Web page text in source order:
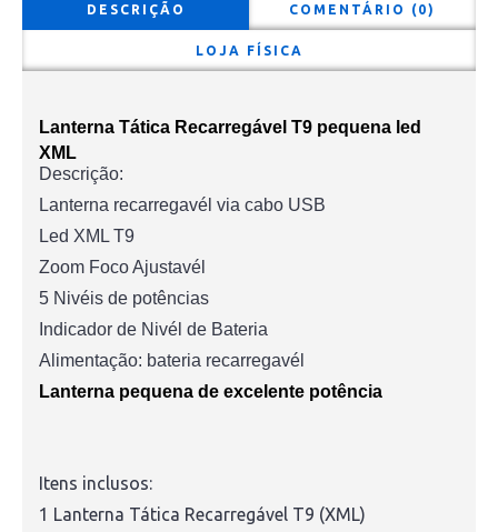
DESCRIÇÃO COMENTÁRIO (0)
LOJA FÍSICA
Lanterna Tática Recarregável T9 pequena led
XML
Descrição:
Lanterna recarregavél via cabo USB
Led XML T9
Zoom Foco Ajustavél
5 Nivéis de potências
Indicador de Nivél de Bateria
Alimentação: bateria recarregavél
Lanterna pequena de excelente potência
Itens inclusos:
1 Lanterna Tática Recarregável T9 (XML)